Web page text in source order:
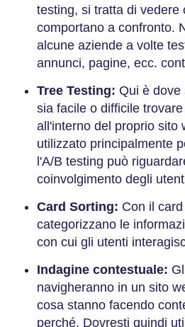
testing, si tratta di vedere
comportano a confronto.
alcune aziende a volte
annunci, pagine, ecc.
Tree Testing: Qui è dove
sia facile o difficile
all'interno del proprio sito
utilizzato principalmente
l'A/B testing può
coinvolgimento degli
Card Sorting: Con il
categorizzano le
con cui gli utenti
Indagine contestuale:
navigheranno in un sito
cosa stanno facendo
perché. Dovresti quindi